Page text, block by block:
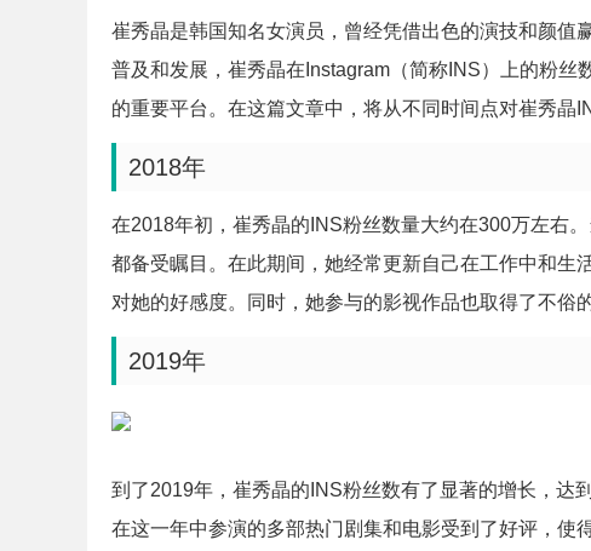
崔秀晶是韩国知名女演员，曾经凭借出色的演技和颜值
普及和发展，崔秀晶在Instagram（简称INS）上的粉
的重要平台。在这篇文章中，将从不同时间点对崔秀晶
2018年
在2018年初，崔秀晶的INS粉丝数量大约在300万左右
都备受瞩目。在此期间，她经常更新自己在工作中和生
对她的好感度。同时，她参与的影视作品也取得了不俗
2019年
到了2019年，崔秀晶的INS粉丝数有了显著的增长，达
在这一年中参演的多部热门剧集和电影受到了好评，使